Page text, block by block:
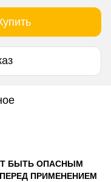
БЫТЬ ОПАСНЫМ
ПРИМЕНЕНИЕМ